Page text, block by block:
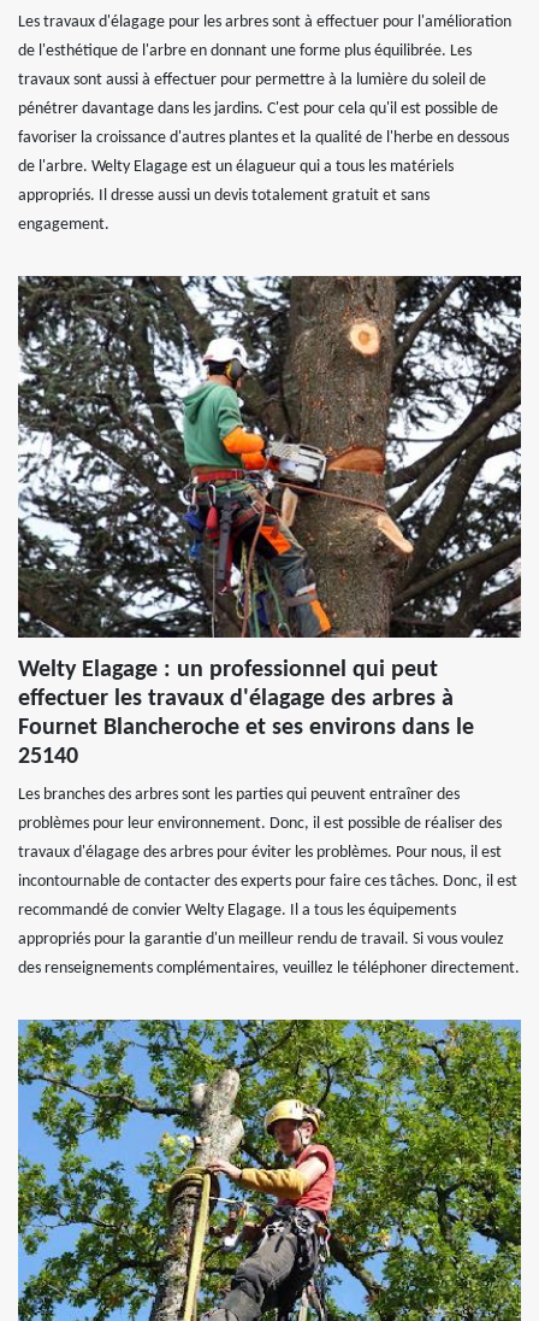
Les travaux d'élagage pour les arbres sont à effectuer pour l'amélioration
de l'esthétique de l'arbre en donnant une forme plus équilibrée. Les
travaux sont aussi à effectuer pour permettre à la lumière du soleil de
pénétrer davantage dans les jardins. C'est pour cela qu'il est possible de
favoriser la croissance d'autres plantes et la qualité de l'herbe en dessous
de l'arbre. Welty Elagage est un élagueur qui a tous les matériels
appropriés. Il dresse aussi un devis totalement gratuit et sans
engagement.
Welty Elagage : un professionnel qui peut
effectuer les travaux d'élagage des arbres à
Fournet Blancheroche et ses environs dans le
25140
Les branches des arbres sont les parties qui peuvent entraîner des
problèmes pour leur environnement. Donc, il est possible de réaliser des
travaux d'élagage des arbres pour éviter les problèmes. Pour nous, il est
incontournable de contacter des experts pour faire ces tâches. Donc, il est
recommandé de convier Welty Elagage. Il a tous les équipements
appropriés pour la garantie d'un meilleur rendu de travail. Si vous voulez
des renseignements complémentaires, veuillez le téléphoner directement.